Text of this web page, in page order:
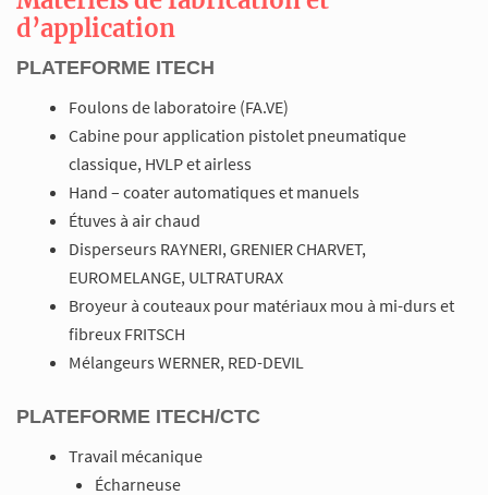
d’application
PLATEFORME ITECH
Foulons de laboratoire (FA.VE)
Cabine pour application pistolet pneumatique
classique, HVLP et airless
Hand – coater automatiques et manuels
Étuves à air chaud
Disperseurs RAYNERI, GRENIER CHARVET,
EUROMELANGE, ULTRATURAX
Broyeur à couteaux pour matériaux mou à mi-durs et
fibreux FRITSCH
Mélangeurs WERNER, RED-DEVIL
PLATEFORME ITECH/CTC
Travail mécanique
Écharneuse